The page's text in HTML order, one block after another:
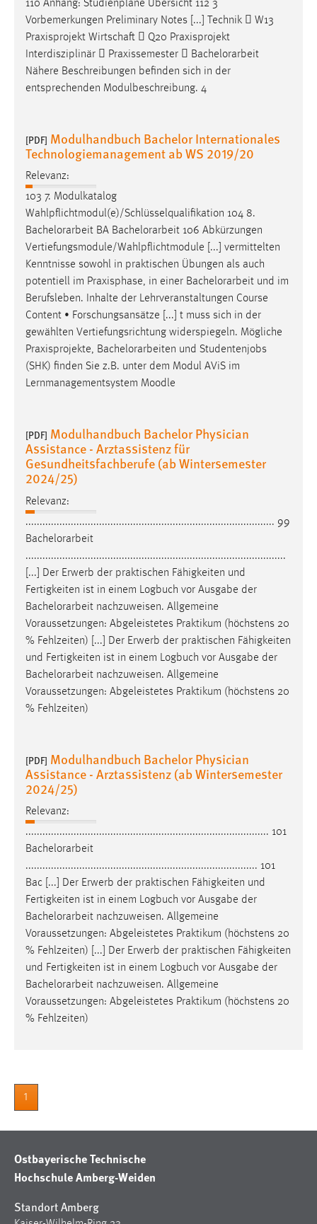
110 Anhang: Studienpläne Übersicht 112 3
Vorbemerkungen Preliminary Notes [...] Technik  W13
Praxisprojekt Wirtschaft  Q20 Praxisprojekt
Interdisziplinär  Praxissemester  Bachelorarbeit
Nähere Beschreibungen befinden sich in der
entsprechenden Modulbeschreibung. 4
[PDF] Modulhandbuch Bachelor Internationales
Technologiemanagement ab WS 2019/20
Relevanz:
103 7. Modulkatalog
Wahlpflichtmodul(e)/Schlüsselqualifikation 104 8.
Bachelorarbeit BA Bachelorarbeit 106 Abkürzungen
Vertiefungsmodule/Wahlpflichtmodule [...] vermittelten
Kenntnisse sowohl in praktischen Übungen als auch
potentiell im Praxisphase, in einer Bachelorarbeit und im
Berufsleben. Inhalte der Lehrveranstaltungen Course
Content • Forschungsansätze [...] t muss sich in der
gewählten Vertiefungsrichtung widerspiegeln. Mögliche
Praxisprojekte, Bachelorarbeiten und Studentenjobs
(SHK) finden Sie z.B. unter dem Modul AViS im
Lernmanagementsystem Moodle
[PDF] Modulhandbuch Bachelor Physician
Assistance - Arztassistenz für
Gesundheitsfachberufe (ab Wintersemester
2024/25)
Relevanz:
........................................................................................ 99
Bachelorarbeit
............................................................................................
[...] Der Erwerb der praktischen Fähigkeiten und
Fertigkeiten ist in einem Logbuch vor Ausgabe der
Bachelorarbeit nachzuweisen. Allgemeine
Voraussetzungen: Abgeleistetes Praktikum (höchstens 20
% Fehlzeiten) [...] Der Erwerb der praktischen Fähigkeiten
und Fertigkeiten ist in einem Logbuch vor Ausgabe der
Bachelorarbeit nachzuweisen. Allgemeine
Voraussetzungen: Abgeleistetes Praktikum (höchstens 20
% Fehlzeiten)
[PDF] Modulhandbuch Bachelor Physician
Assistance - Arztassistenz (ab Wintersemester
2024/25)
Relevanz:
...................................................................................... 101
Bachelorarbeit
.................................................................................. 101
Bac [...] Der Erwerb der praktischen Fähigkeiten und
Fertigkeiten ist in einem Logbuch vor Ausgabe der
Bachelorarbeit nachzuweisen. Allgemeine
Voraussetzungen: Abgeleistetes Praktikum (höchstens 20
% Fehlzeiten) [...] Der Erwerb der praktischen Fähigkeiten
und Fertigkeiten ist in einem Logbuch vor Ausgabe der
Bachelorarbeit nachzuweisen. Allgemeine
Voraussetzungen: Abgeleistetes Praktikum (höchstens 20
% Fehlzeiten)
1
Ostbayerische Technische
Hochschule Amberg-Weiden
Standort Amberg
Cookie Laufzeit:
Max. 13 Monate
MARKETING
verwendet, um personalisierte Werbung anzuzeigen.
Sie tun dies, indem sie Besucher über Websites
Google Ads
Name:
_gcl_au
Anbieter:
Google Ireland Limited
Zweck:
Conversion-Tracking
Cookie Laufzeit:
Name:
_fbp
Anbieter:
Facebook
Zweck:
Conversion-Tracking
Cookie Laufzeit:
3 Monate
EXTERNE MEDIEN
Um Inhalte von Videoplattformen und Social Media
Plattformen anzeigen zu können, werden von diesen
externen Medien Cookies gesetzt.
Vimeo